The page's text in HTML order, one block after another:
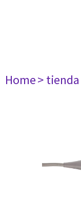
Home> tienda